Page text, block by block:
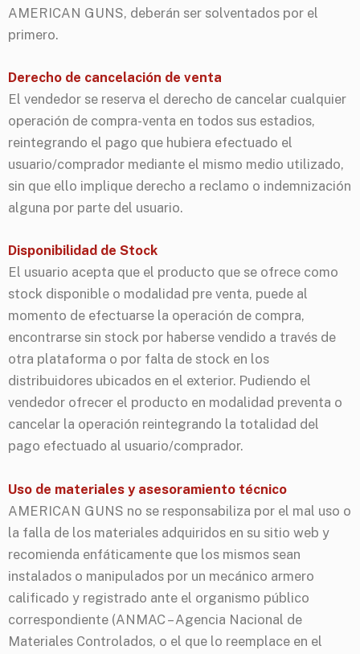
AMERICAN GUNS, deberán ser solventados por el
primero.
Derecho de cancelación de venta
El vendedor se reserva el derecho de cancelar cualquier
operación de compra-venta en todos sus estadios,
reintegrando el pago que hubiera efectuado el
usuario/comprador mediante el mismo medio utilizado,
sin que ello implique derecho a reclamo o indemnización
alguna por parte del usuario.
Disponibilidad de Stock
El usuario acepta que el producto que se ofrece como
stock disponible o modalidad pre venta, puede al
momento de efectuarse la operación de compra,
encontrarse sin stock por haberse vendido a través de
otra plataforma o por falta de stock en los
distribuidores ubicados en el exterior. Pudiendo el
vendedor ofrecer el producto en modalidad preventa o
cancelar la operación reintegrando la totalidad del
pago efectuado al usuario/comprador.
Uso de materiales y asesoramiento técnico
AMERICAN GUNS no se responsabiliza por el mal uso o
la falla de los materiales adquiridos en su sitio web y
recomienda enfáticamente que los mismos sean
instalados o manipulados por un mecánico armero
calificado y registrado ante el organismo público
correspondiente (ANMAC – Agencia Nacional de
Materiales Controlados, o el que lo reemplace en el